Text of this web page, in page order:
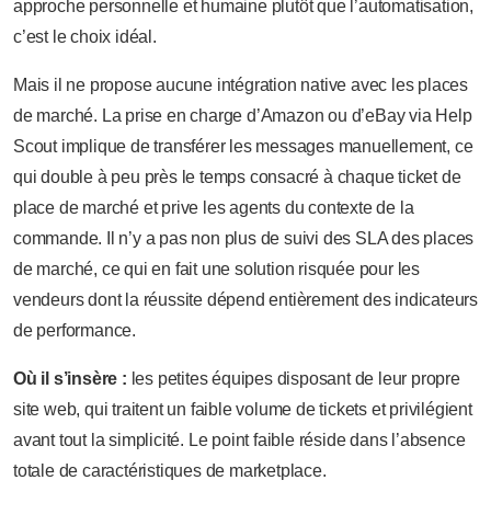
approche personnelle et humaine plutôt que l’automatisation,
c’est le choix idéal.
Mais il ne propose aucune intégration native avec les places
de marché. La prise en charge d’Amazon ou d’eBay via Help
Scout implique de transférer les messages manuellement, ce
qui double à peu près le temps consacré à chaque ticket de
place de marché et prive les agents du contexte de la
commande. Il n’y a pas non plus de suivi des SLA des places
de marché, ce qui en fait une solution risquée pour les
vendeurs dont la réussite dépend entièrement des indicateurs
de performance.
Où il s’insère : les petites équipes disposant de leur propre
site web, qui traitent un faible volume de tickets et privilégient
avant tout la simplicité. Le point faible réside dans l’absence
totale de caractéristiques de marketplace.